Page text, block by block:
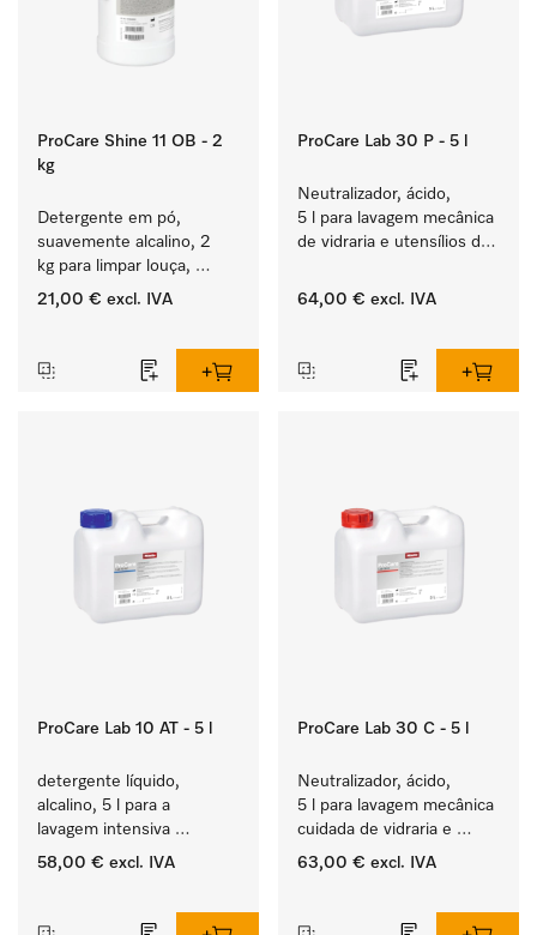
ProCare Shine 11 OB - 2
kg
Detergente em pó,
suavemente alcalino, 2
kg para limpar louça,
talheres e copos muito
21,00 € excl. IVA
ProCare Lab 30 P - 5 l
Neutralizador, ácido,
5 l para lavagem mecânica
de vidraria e utensílios de
64,00 € excl. IVA
ProCare Lab 10 AT - 5 l
detergente líquido,
alcalino, 5 l para a
lavagem intensiva
mecânica de vidraria e
58,00 € excl. IVA
ProCare Lab 30 C - 5 l
Neutralizador, ácido,
5 l para lavagem mecânica
cuidada de vidraria e
utensílios de laboratório.
63,00 € excl. IVA